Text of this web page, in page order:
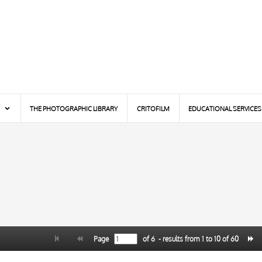
THE PHOTOGRAPHIC LIBRARY CRITOFILM EDUCATIONAL SERVICES
Page of6 - results from 1 to 10of60